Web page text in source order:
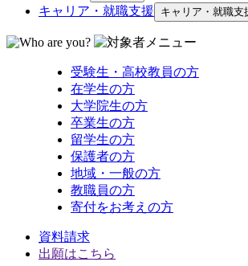
キャリア・就職支援 キャリア・就職支
受験生・高校教員の方
在学生の方
大学院生の方
卒業生の方
留学生の方
保護者の方
地域・一般の方
教職員の方
寄付をお考えの方
資料請求
出願はこちら